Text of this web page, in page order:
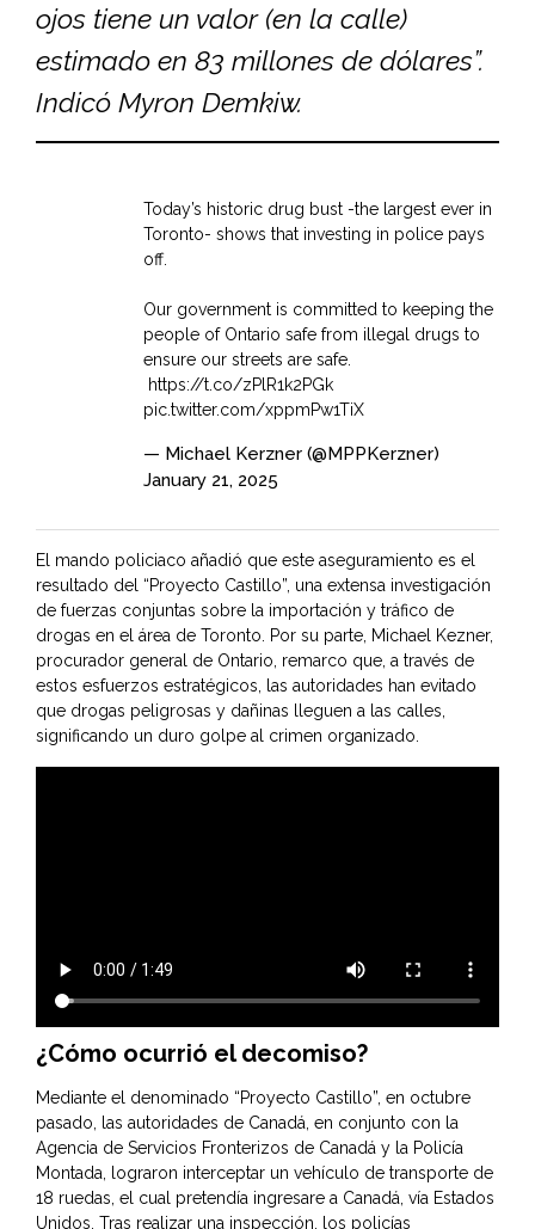
ojos tiene un valor (en la calle)
estimado en 83 millones de dólares”.
Indicó Myron Demkiw.
Today’s historic drug bust -the largest ever in
Toronto- shows that investing in police pays
off.
Our government is committed to keeping the
people of Ontario safe from illegal drugs to
ensure our streets are safe.
https://t.co/zPlR1k2PGk
pic.twitter.com/xppmPw1TiX
— Michael Kerzner (@MPPKerzner)
January 21, 2025
El mando policiaco añadió que este aseguramiento es el
resultado del “Proyecto Castillo”, una extensa investigación
de fuerzas conjuntas sobre la importación y tráfico de
drogas en el área de Toronto. Por su parte, Michael Kezner,
procurador general de Ontario, remarco que, a través de
estos esfuerzos estratégicos, las autoridades han evitado
que drogas peligrosas y dañinas lleguen a las calles,
significando un duro golpe al crimen organizado.
¿Cómo ocurrió el decomiso?
Mediante el denominado “Proyecto Castillo”, en octubre
pasado, las autoridades de Canadá, en conjunto con la
Agencia de Servicios Fronterizos de Canadá y la Policía
Montada, lograron interceptar un vehículo de transporte de
18 ruedas, el cual pretendía ingresare a Canadá, vía Estados
Unidos. Tras realizar una inspección, los policías